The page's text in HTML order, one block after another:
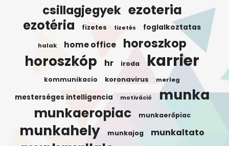
csillagjegyek ezoteria
ezotéria fizetes fizetés foglalkoztatas
halak home office horoszkop
horoszkóp hr iroda karrier
kommunikacio koronavirus merleg
mesterséges intelligencia motiváció munka
munkaeropiac munkaerőpiac
munkahely munkajog munkaltato